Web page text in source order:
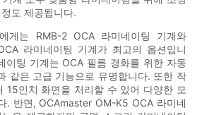
도 제공됩니다.
게는 RMB-2 OCA 라미네이팅 기계와
라미네이팅 기계가 최고의 옵션입니
이팅 기계는 OCA 필름 경화를 위한 자동
같은 고급 기능으로 유명합니다. 또한 작
15인치 화면을 처리할 수 있어 다양한 모
. 반면, OCAmaster OM-K5 OCA 라미네